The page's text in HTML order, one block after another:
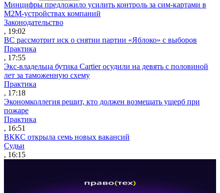
Минцифры предложило усилить контроль за сим-картами в
M2M-устройствах компаний
Законодательство
, 19:02
ВС рассмотрит иск о снятии партии «Яблоко» с выборов
Практика
, 17:55
Экс-владельца бутика Cartier осудили на девять с половиной
лет за таможенную схему
Практика
, 17:18
Экономколлегия решит, кто должен возмещать ущерб при
пожаре
Практика
, 16:51
ВККС открыла семь новых вакансий
Судьи
, 16:15